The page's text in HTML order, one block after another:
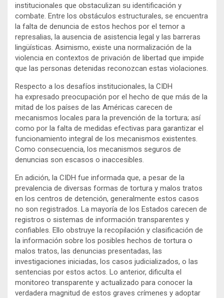
institucionales que obstaculizan su identificación y
combate. Entre los obstáculos estructurales, se encuentra
la falta de denuncia de estos hechos por el temor a
represalias, la ausencia de asistencia legal y las barreras
lingüísticas. Asimismo, existe una normalización de la
violencia en contextos de privación de libertad que impide
que las personas detenidas reconozcan estas violaciones.
Respecto a los desafíos institucionales, la CIDH
ha expresado preocupación por el hecho de que más de la
mitad de los países de las Américas carecen de
mecanismos locales para la prevención de la tortura; así
como por la falta de medidas efectivas para garantizar el
funcionamiento integral de los mecanismos existentes.
Como consecuencia, los mecanismos seguros de
denuncias son escasos o inaccesibles.
En adición, la CIDH fue informada que, a pesar de la
prevalencia de diversas formas de tortura y malos tratos
en los centros de detención, generalmente estos casos
no son registrados. La mayoría de los Estados carecen de
registros o sistemas de información transparentes y
confiables. Ello obstruye la recopilación y clasificación de
la información sobre los posibles hechos de tortura o
malos tratos, las denuncias presentadas, las
investigaciones iniciadas, los casos judicializados, o las
sentencias por estos actos. Lo anterior, dificulta el
monitoreo transparente y actualizado para conocer la
verdadera magnitud de estos graves crímenes y adoptar